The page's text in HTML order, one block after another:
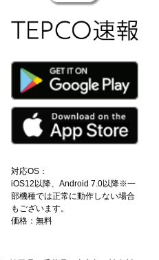
対応OS：
iOS12以降、Android 7.0以降※一
部機種では正常に動作しない場合
もございます。
価格：無料